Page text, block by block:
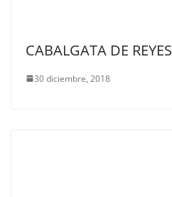
CABALGATA DE REYES
30 diciembre, 2018